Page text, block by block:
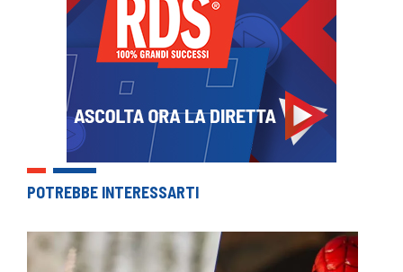
POTREBBE INTERESSARTI